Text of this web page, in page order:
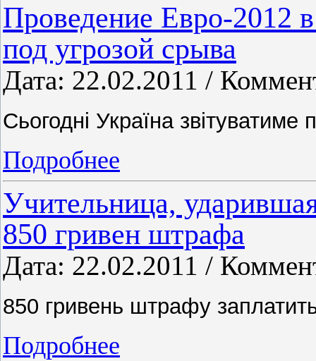
Проведение Евро-2012
под угрозой срыва
Дата: 22.02.2011 /
Сьогодні Україна
Подробнее
Учительница,
850 гривен штрафа
Дата: 22.02.2011 /
850 гривень штрафу
Подробнее